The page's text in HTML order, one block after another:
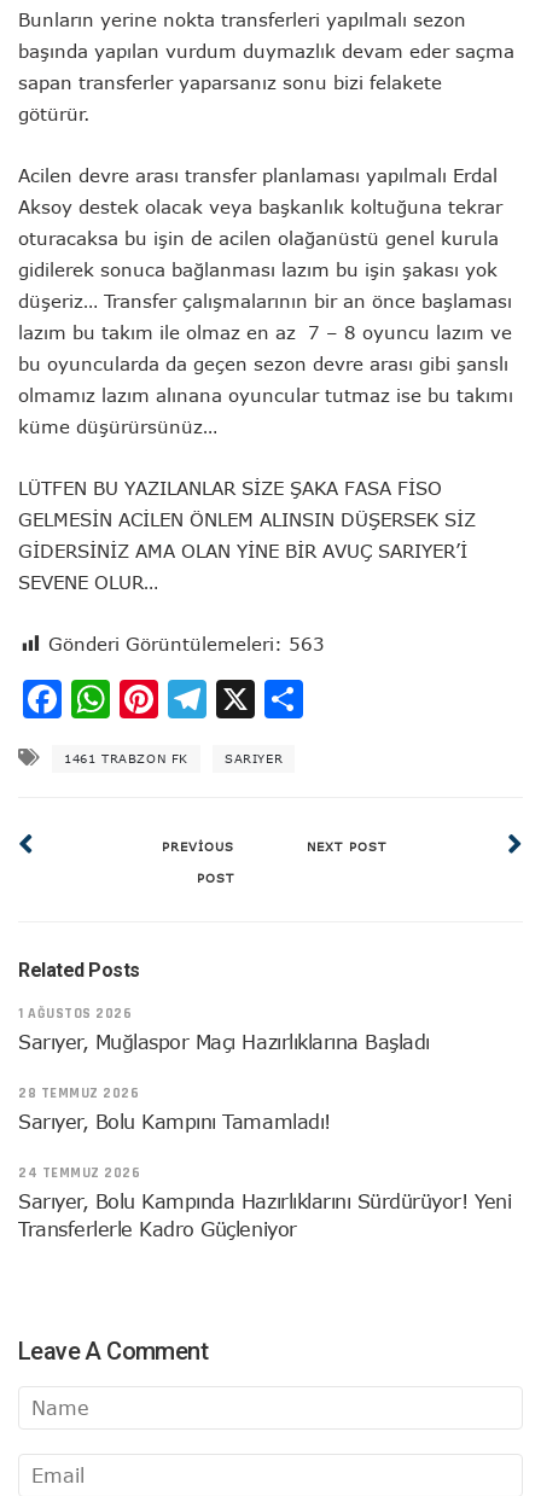
Bunların yerine nokta transferleri yapılmalı sezon
başında yapılan vurdum duymazlık devam eder saçma
sapan transferler yaparsanız sonu bizi felakete
götürür.
Acilen devre arası transfer planlaması yapılmalı Erdal
Aksoy destek olacak veya başkanlık koltuğuna tekrar
oturacaksa bu işin de acilen olağanüstü genel kurula
gidilerek sonuca bağlanması lazım bu işin şakası yok
düşeriz… Transfer çalışmalarının bir an önce başlaması
lazım bu takım ile olmaz en az 7 – 8 oyuncu lazım ve
bu oyuncularda da geçen sezon devre arası gibi şanslı
olmamız lazım alınana oyuncular tutmaz ise bu takımı
küme düşürürsünüz…
LÜTFEN BU YAZILANLAR SİZE ŞAKA FASA FİSO
GELMESİN ACİLEN ÖNLEM ALINSIN DÜŞERSEK SİZ
GİDERSİNİZ AMA OLAN YİNE BİR AVUÇ SARIYER’İ
SEVENE OLUR…
Gönderi Görüntülemeleri: 563
Facebook
WhatsApp
Pinterest
Telegram
X
1461 TRABZON FK SARIYER
PREVIOUS
POST
NEXT POST
Related Posts
1 AĞUSTOS 2026
Sarıyer, Muğlaspor Maçı Hazırlıklarına Başladı
28 TEMMUZ 2026
Sarıyer, Bolu Kampını Tamamladı!
24 TEMMUZ 2026
Sarıyer, Bolu Kampında Hazırlıklarını Sürdürüyor! Yeni
Transferlerle Kadro Güçleniyor
Leave A Comment